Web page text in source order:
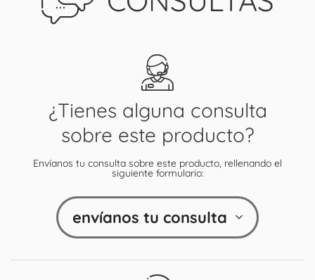
¿Tienes alguna consulta
sobre este producto?
Envíanos tu consulta sobre este producto, rellenando el
siguiente formulario:
envíanos tu consulta